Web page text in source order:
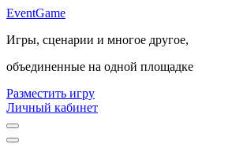
EventGame
Игры, сценарии и многое другое,
объединенные на одной площадке
Разместить игру
Личный кабинет